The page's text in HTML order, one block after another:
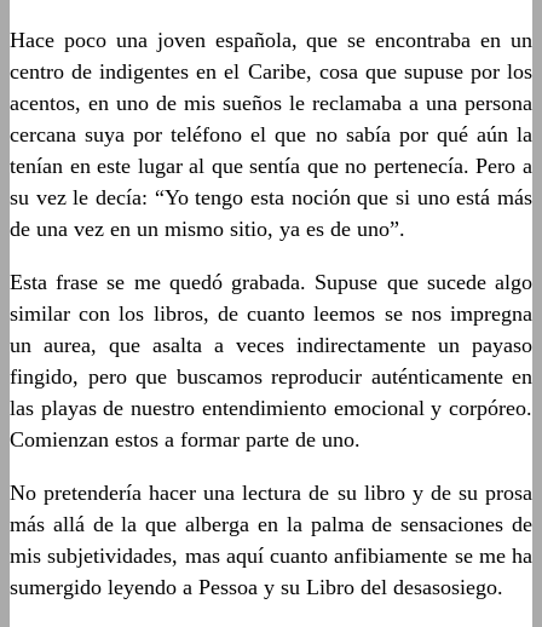
Hace poco una joven española, que se encontraba en un
centro de indigentes en el Caribe, cosa que supuse por los
acentos, en uno de mis sueños le reclamaba a una persona
cercana suya por teléfono el que no sabía por qué aún la
tenían en este lugar al que sentía que no pertenecía. Pero a
su vez le decía: “Yo tengo esta noción que si uno está más
de una vez en un mismo sitio, ya es de uno”.
Esta frase se me quedó grabada. Supuse que sucede algo
similar con los libros, de cuanto leemos se nos impregna
un aurea, que asalta a veces indirectamente un payaso
fingido, pero que buscamos reproducir auténticamente en
las playas de nuestro entendimiento emocional y corpóreo.
Comienzan estos a formar parte de uno.
No pretendería hacer una lectura de su libro y de su prosa
más allá de la que alberga en la palma de sensaciones de
mis subjetividades, mas aquí cuanto anfibiamente se me ha
sumergido leyendo a Pessoa y su Libro del desasosiego.